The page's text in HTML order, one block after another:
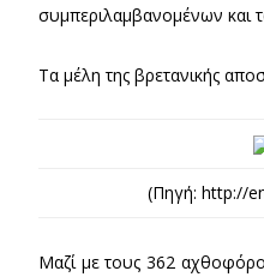
συμπεριλαμβανομένων και
Τα μέλη της βρετανικής
(Πηγή: http://
Μαζί με τους 362